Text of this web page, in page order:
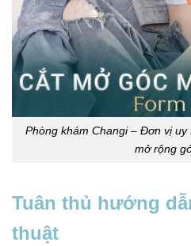
Phòng khám Changi – Đơn vị
mở rộng
Tuân thủ hướng
thuật